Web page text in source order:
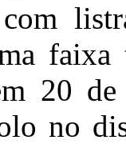
20
no